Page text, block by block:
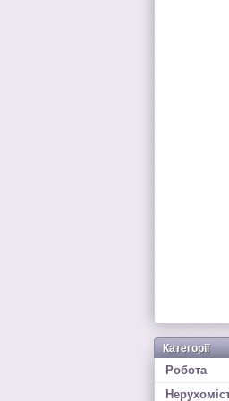
Категорії
Робота